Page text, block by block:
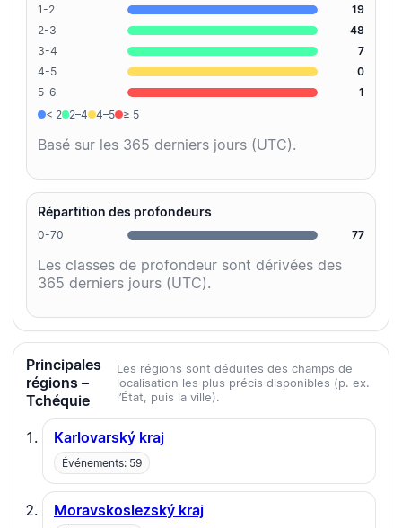
1-2
19
2-3
48
3-4
7
4-5
0
5-6
1
< 2
2–4 4–5 ≥ 5
Basé sur les 365 derniers jours (UTC).
Répartition des profondeurs
0-70 77
Les classes de profondeur sont dérivées des
365 derniers jours (UTC).
Principales
régions –
Tchéquie
Les régions sont déduites des champs de
localisation les plus précis disponibles (p. ex.
l’État, puis la ville).
Karlovarský kraj
Événements: 59
Moravskoslezský kraj